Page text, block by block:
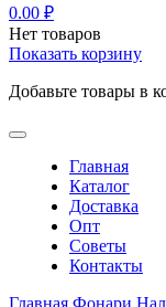
0.00 ₽
Нет товаров
Показать корзину
Добавьте товары в
Главная
Каталог
Доставка
Опт
Советы
Контакты
Главная Фонари